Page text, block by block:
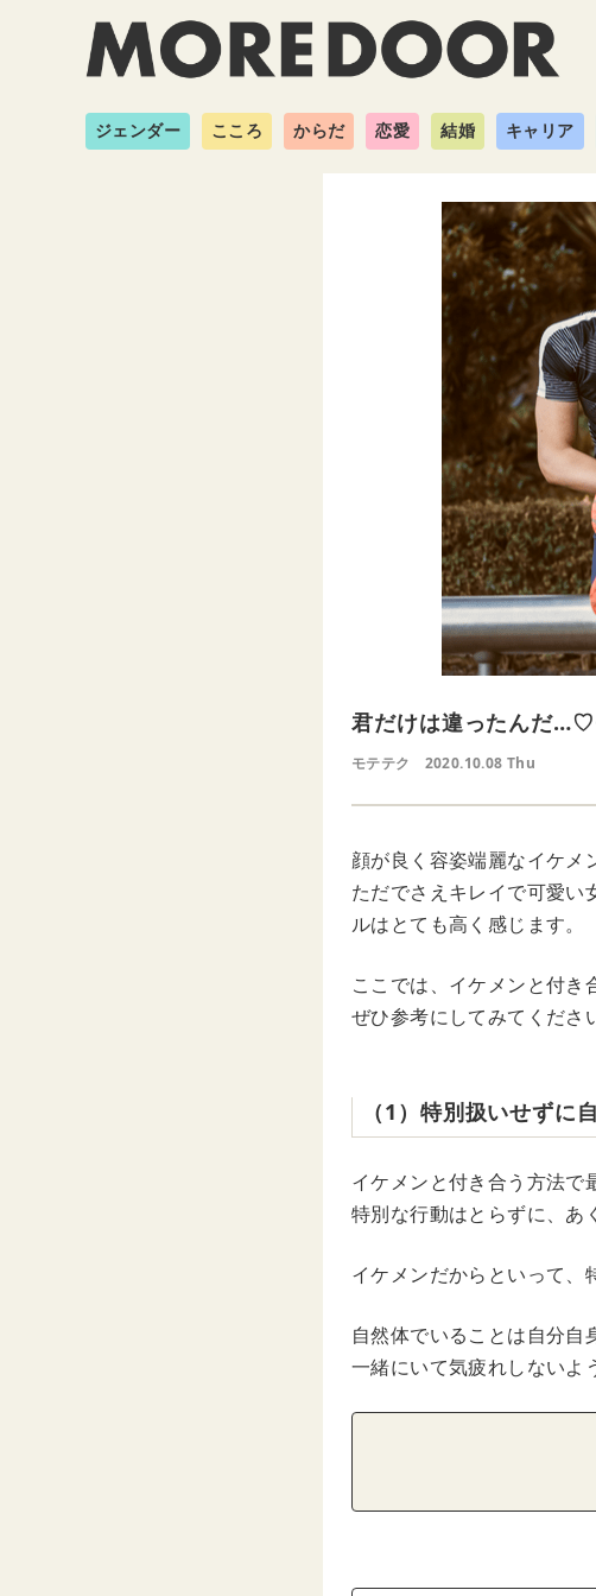
ジェンダー こころ からだ 恋愛 結婚 キャリア
君だけは違ったんだ…♡
モテテク 2020.10.08 Thu
顔が良く容姿端麗なイケメ
ただでさえキレイで可愛い
ルはとても高く感じます。
ここでは、イケメンと付き
ぜひ参考にしてみてくださ
（1）特別扱いせずに
イケメンと付き合う方法で
特別な行動はとらずに、あ
イケメンだからといって、
自然体でいることは自分自
一緒にいて気疲れしないよ